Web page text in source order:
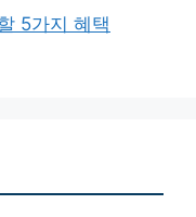
5가지 혜택